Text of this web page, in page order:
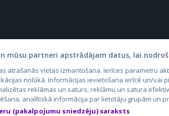
Skelbiu.lt
Autoplius.lt
Aruodas.lt
CVbankas.lt
Kainos.lt
Paslaugos.lt
mūsu partneri apstrādājam datus, lai
atrašanās vietas izmantošana. Ierīces parametru
nolūkā. Informācijas ievietošana ierīcē un/vai
reklāmas un saturs, reklāmu un satura
analītiskā informācija par lietotāju grupām un
(pakalpojumu sniedzēju) saraksts